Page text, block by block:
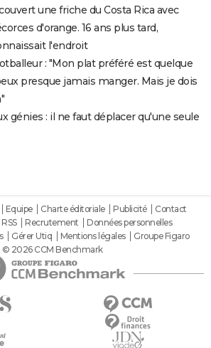
une friche du Costa Rica avec
d'orange. 16 ans plus tard,
l'endroit
: "Mon plat préféré est quelque
presque jamais manger. Mais je dois
génies : il ne faut déplacer qu'une seule
Equipe Charte éditoriale Publicité
Contact
RSS Recrutement
Données personnelles
Gérer Utiq Mentions légales
Groupe Figaro
© 2026 CCM Benchmark